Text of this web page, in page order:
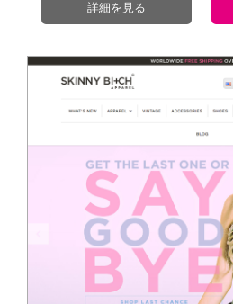
詳細を見る